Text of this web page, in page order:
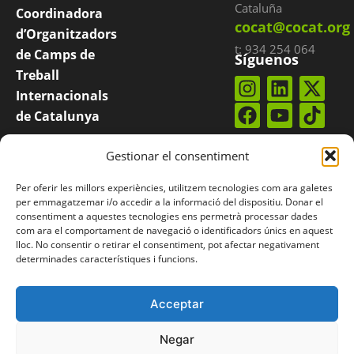
Gestionar el consentiment
Per oferir les millors experiències, utilitzem tecnologies com ara galetes
per emmagatzemar i/o accedir a la informació del dispositiu. Donar el
consentiment a aquestes tecnologies ens permetrà processar dades
com ara el comportament de navegació o identificadors únics en aquest
lloc. No consentir o retirar el consentiment, pot afectar negativament
determinades característiques i funcions.
Acceptar
Negar
Coordinadora
d’Organitzadors
de Camps de
Treball
Internacionals
de Catalunya
COCAT es una
integrada por
entidades
catalanas que
organizan
campos
internacionales.
Cataluña
cocat@cocat.org
t: 934 254 064
Síguenos
Suscríbete a
nuestro